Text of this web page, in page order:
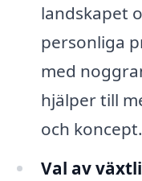
landskapet
personliga
med
hjälper till
och koncept.
Val av